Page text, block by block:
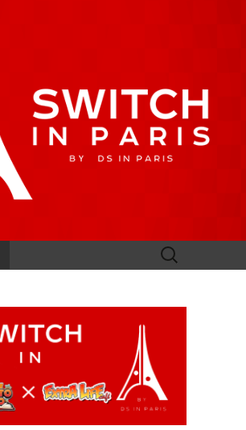
Rechercher :